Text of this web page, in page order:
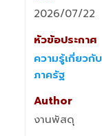
2026/07/22
ความรู้เกี่ยวกั
ภาครัฐ
งานพัสดุ